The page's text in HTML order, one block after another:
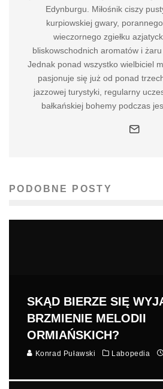
Edynburgu. Miłośnik ciszy
kurpiowskiej gwary,
wieczornego zgiełku
bliskowschodnich aromatów i
Jednak ponad wszystko wielbiciel
pasjonuje się już od ponad
jazzowej turystyki, regularny
bałkańskiej bohemy podczas
PODOBNE POSTY
SKĄD BIERZE SIĘ
BRZMIENIE MELODII
ORMIAŃSKICH?
Konrad Puławski Labopedia